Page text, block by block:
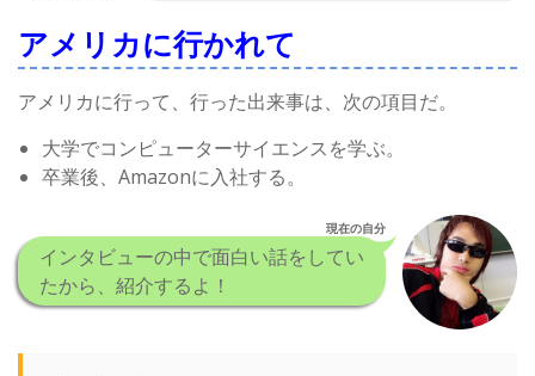
アメリカに行かれて
アメリカに行って、行った出来事は、次の項目だ。
大学でコンピューターサイエンスを学ぶ。
卒業後、Amazonに入社する。
現在の自分
インタビューの中で面白い話をしてい
たから、紹介するよ！